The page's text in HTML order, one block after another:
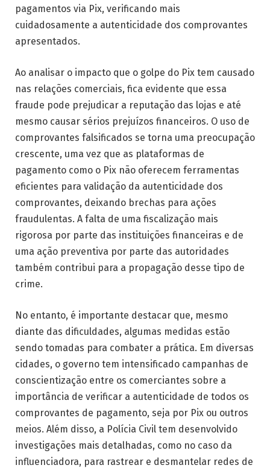
pagamentos via Pix, verificando mais
cuidadosamente a autenticidade dos comprovantes
apresentados.
Ao analisar o impacto que o golpe do Pix tem causado
nas relações comerciais, fica evidente que essa
fraude pode prejudicar a reputação das lojas e até
mesmo causar sérios prejuízos financeiros. O uso de
comprovantes falsificados se torna uma preocupação
crescente, uma vez que as plataformas de
pagamento como o Pix não oferecem ferramentas
eficientes para validação da autenticidade dos
comprovantes, deixando brechas para ações
fraudulentas. A falta de uma fiscalização mais
rigorosa por parte das instituições financeiras e de
uma ação preventiva por parte das autoridades
também contribui para a propagação desse tipo de
crime.
No entanto, é importante destacar que, mesmo
diante das dificuldades, algumas medidas estão
sendo tomadas para combater a prática. Em diversas
cidades, o governo tem intensificado campanhas de
conscientização entre os comerciantes sobre a
importância de verificar a autenticidade de todos os
comprovantes de pagamento, seja por Pix ou outros
meios. Além disso, a Polícia Civil tem desenvolvido
investigações mais detalhadas, como no caso da
influenciadora, para rastrear e desmantelar redes de